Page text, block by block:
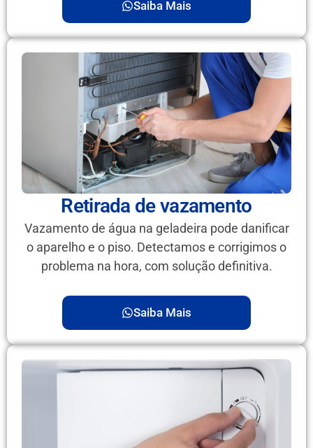
Saiba Mais
Retirada de vazamento
Vazamento de água na geladeira pode danificar
o aparelho e o piso. Detectamos e corrigimos o
problema na hora, com solução definitiva.
Saiba Mais